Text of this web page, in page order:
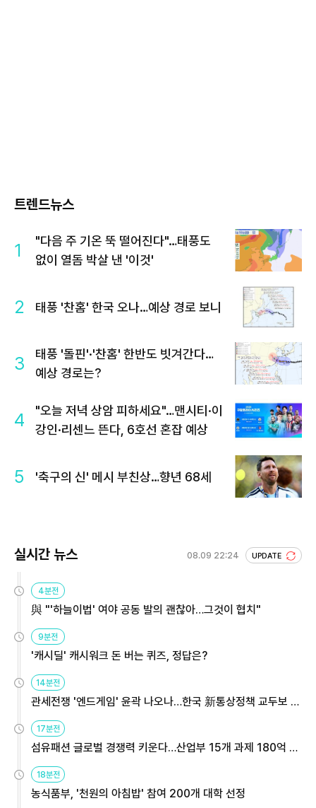
트렌드뉴스
1
"다음 주 기온 뚝 떨어진다"…태풍도
없이 열돔 박살 낸 '이것'
2 태풍 '찬홈' 한국 오나…예상 경로 보니
3
태풍 '돌핀'·'찬홈' 한반도 빗겨간다…
예상 경로는?
4
"오늘 저녁 상암 피하세요"…맨시티·이
강인·리센느 뜬다, 6호선 혼잡 예상
5 '축구의 신' 메시 부친상…향년 68세
실시간 뉴스 08.09 22:24 UPDATE
4분전
與 "'하늘이법' 여야 공동 발의 괜찮아…그것이 협치"
9분전
'캐시딜' 캐시워크 돈 버는 퀴즈, 정답은?
14분전
관세전쟁 '엔드게임' 윤곽 나오나…한국 新통상정책 교두보 활
용해야
17분전
섬유패션 글로벌 경쟁력 키운다…산업부 15개 과제 180억 지
원
18분전
농식품부, '천원의 아침밥' 참여 200개 대학 선정